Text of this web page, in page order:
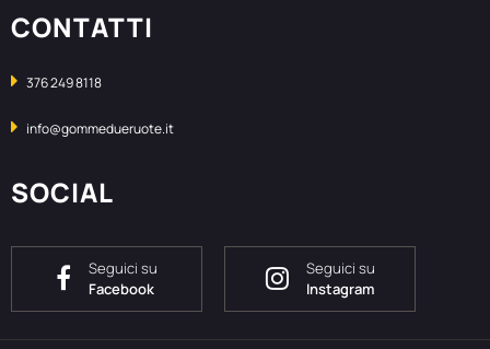
CONTATTI
376 249 8118
info@gommedueruote.it
SOCIAL
Seguici su
Facebook
Seguici su
Instagram